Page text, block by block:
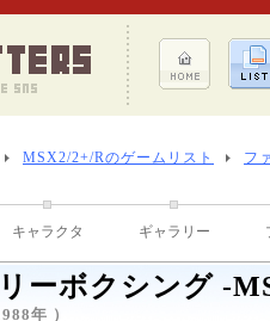
MSX2/2+/Rのゲームリスト フ
キャラクタ ギャラリー
ーボクシング -
年 ）